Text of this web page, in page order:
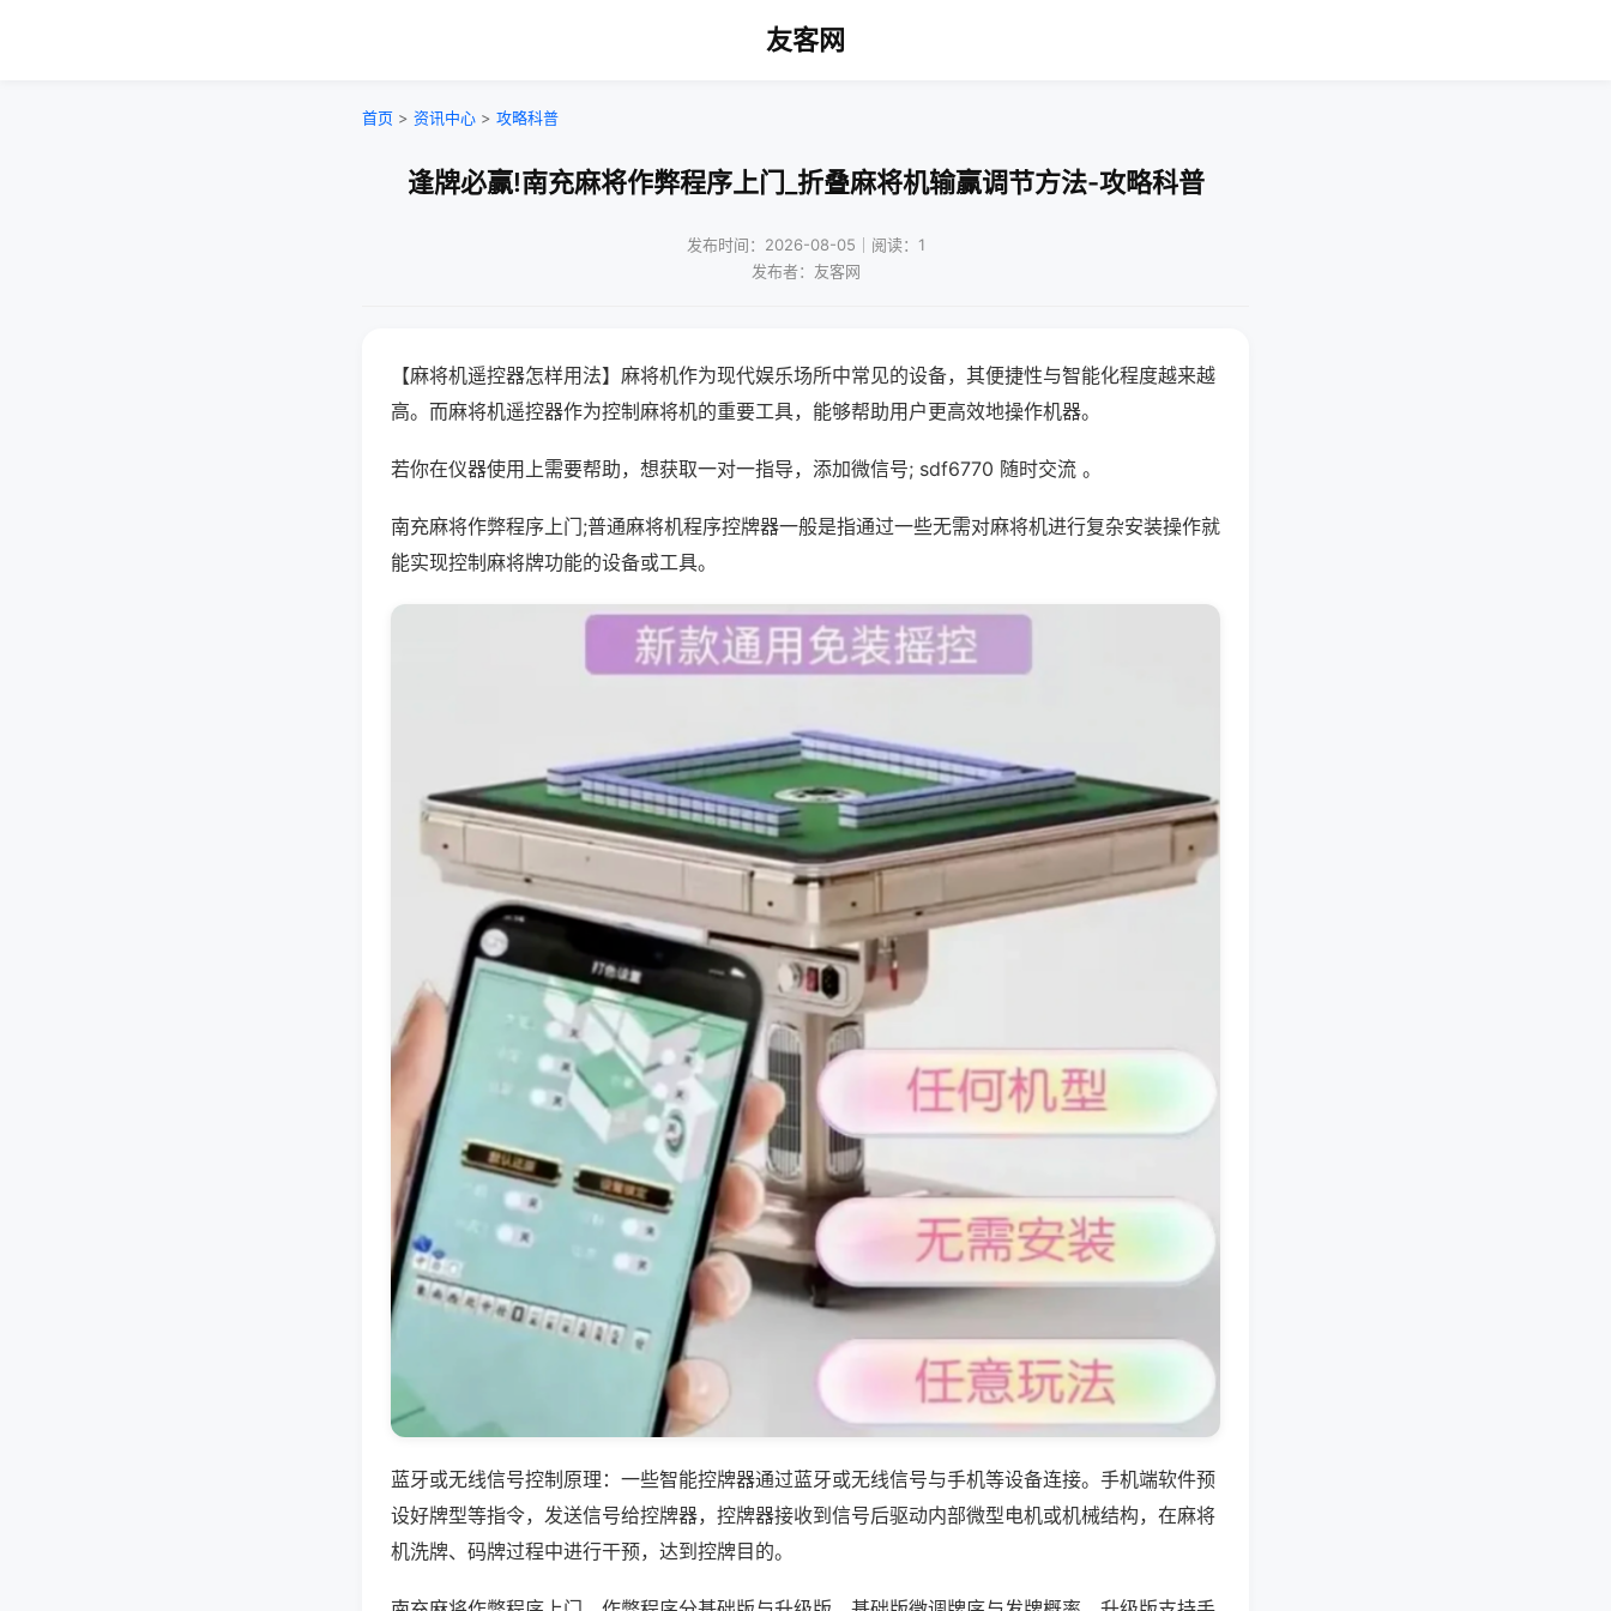
友客网
首页 > 资讯中心 > 攻略科普
逢牌必赢!南充麻将作弊程序上门_折叠麻将机输赢调节方法-攻略科普
发布时间：2026-08-05｜阅读：1
发布者：友客网
【麻将机遥控器怎样用法】麻将机作为现代娱乐场所中常见的设备，其便捷性与智能化程度越来越
高。而麻将机遥控器作为控制麻将机的重要工具，能够帮助用户更高效地操作机器。
若你在仪器使用上需要帮助，想获取一对一指导，添加微信号; sdf6770 随时交流 。
南充麻将作弊程序上门;普通麻将机程序控牌器一般是指通过一些无需对麻将机进行复杂安装操作就
能实现控制麻将牌功能的设备或工具。
蓝牙或无线信号控制原理：一些智能控牌器通过蓝牙或无线信号与手机等设备连接。手机端软件预
设好牌型等指令，发送信号给控牌器，控牌器接收到信号后驱动内部微型电机或机械结构，在麻将
机洗牌、码牌过程中进行干预，达到控牌目的。